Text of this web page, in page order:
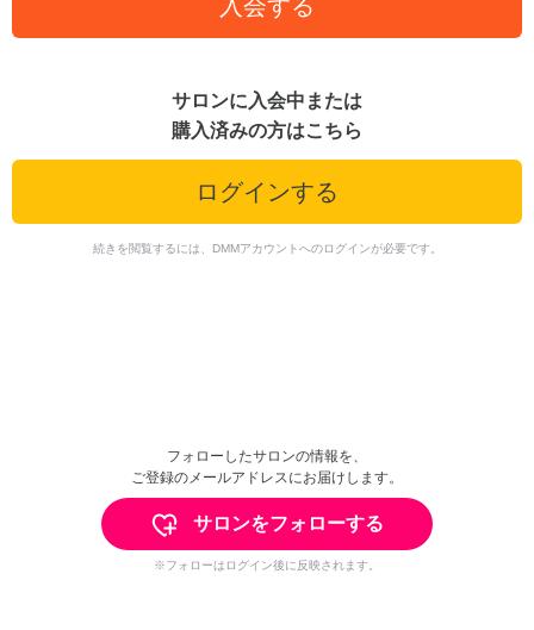
入会する
サロンに入会中または
購入済みの方はこちら
ログインする
続きを閲覧するには、DMMアカウントへのログインが必要です。
フォローしたサロンの情報を、
ご登録のメールアドレスにお届けします。
サロンをフォローする
※フォローはログイン後に反映されます。